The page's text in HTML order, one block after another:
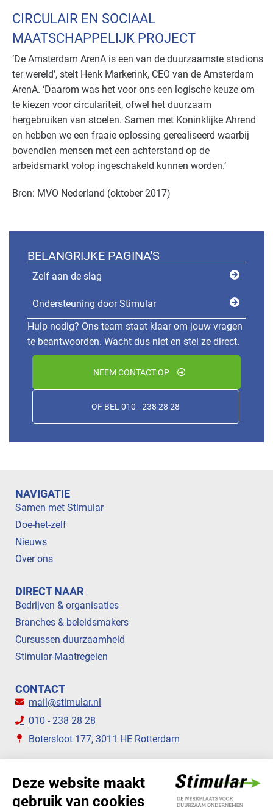
CIRCULAIR EN SOCIAAL
MAATSCHAPPELIJK PROJECT
‘De Amsterdam ArenA is een van de duurzaamste stadions
ter wereld’, stelt Henk Markerink, CEO van de Amsterdam
ArenA. ‘Daarom was het voor ons een logische keuze om
te kiezen voor circulariteit, ofwel het duurzaam
hergebruiken van stoelen. Samen met Koninklijke Ahrend
en hebben we een fraaie oplossing gerealiseerd waarbij
bovendien mensen met een achterstand op de
arbeidsmarkt volop ingeschakeld kunnen worden.’
Bron: MVO Nederland (oktober 2017)
BELANGRIJKE PAGINA'S
Zelf aan de slag
Ondersteuning door Stimular
Hulp nodig? Ons team staat klaar om jouw vragen
te beantwoorden. Wacht dus niet en stel ze direct.
NEEM CONTACT OP
OF BEL 010 - 238 28 28
NAVIGATIE
Samen met Stimular
Doe-het-zelf
Nieuws
Over ons
DIRECT NAAR
Bedrijven & organisaties
Branches & beleidsmakers
Cursussen duurzaamheid
Stimular-Maatregelen
CONTACT
mail@stimular.nl
010 - 238 28 28
Botersloot 177, 3011 HE Rotterdam